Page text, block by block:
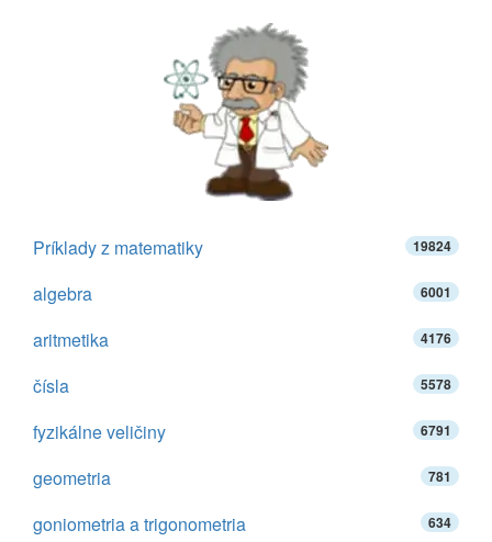
Príklady z matematiky 19824
algebra 6001
aritmetika 4176
čísla 5578
fyzikálne veličiny 6791
geometria 781
goniometria a trigonometria 634